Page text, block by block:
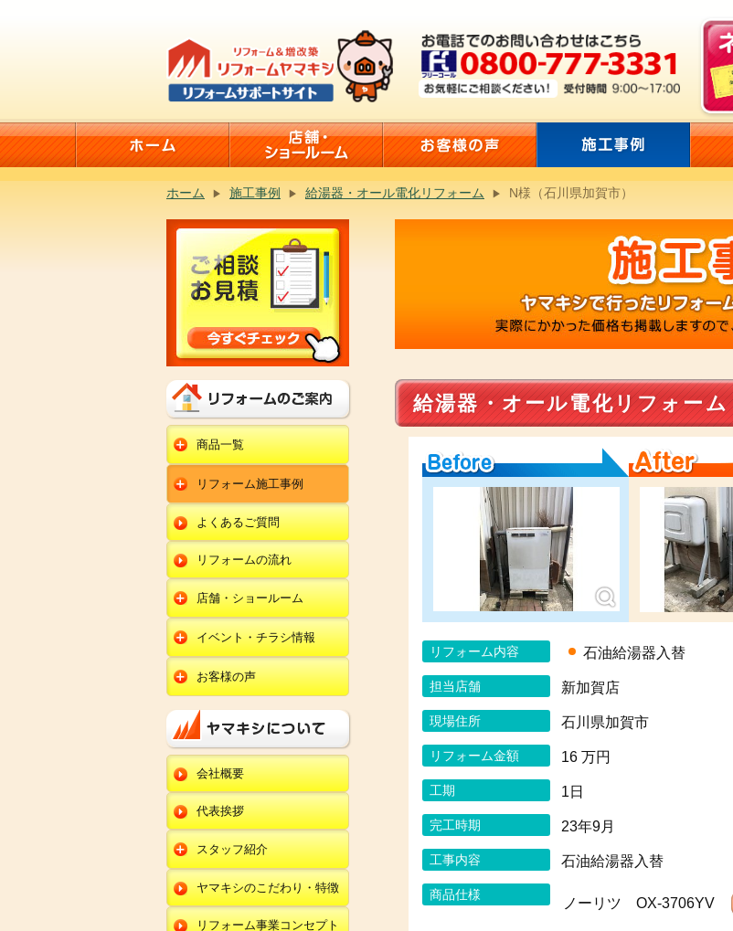
ホーム 施工事例 給湯器・オール電化リフォーム N様（石川県加賀市）
給湯器・オール電化リフォー
After
リフォーム内容 石油給湯器入替
担当店舗 新加賀店
現場住所 石川県加賀市
リフォーム金額 16 万円
工期 1日
完工時期 23年9月
工事内容 石油給湯器入替
商品仕様
ノーリツ OX-3706YV
商品一覧
水回りリフォーム
キッチンリフォーム
ユニットバスリフォー
ム
トイレリフォーム
洗面化粧台リフォー
ム
オール電化セット
エコキュート
給湯器
エクステリア
外壁塗装
内装リフォーム
リフォーム施工事例
キッチン
ユニットバス
トイレ
洗面化粧台
エクステリア
外壁塗装・外装工事
改装・内装リフォー
ム
修理・小工事
全面リフォーム
よくあるご質問
リフォームの流れ
店舗・ショールーム
田鶴浜店
金沢野々市店
川北店
小松店
新加賀店
金津店
朝日店
羽咋店
金沢田上店
イベント・チラシ情報
田鶴浜店
金沢野々市店
小松店
新加賀店
金津店
朝日店
羽咋店
金沢田上店
お客様の声
キッチン
ユニットバス
トイレ
洗面化粧台
オール電化・給湯器
エクステリア
外壁塗装・外壁工事
改装・内装リフォー
ム
会社概要
代表挨拶
スタッフ紹介
本部
田鶴浜店
ヤマキシのこだわり・特徴
リフォーム事業コンセプト